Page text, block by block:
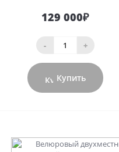
129 000₽
- +
Купить